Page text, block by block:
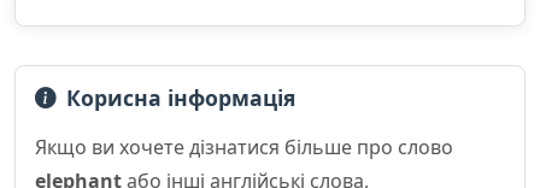
Корисна інформація
Якщо ви хочете дізнатися більше про слово
elephantабо інші англійські слова,